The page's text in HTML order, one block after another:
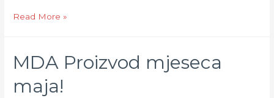
MDA
juna!
Read More »
MDA Proizvod mjeseca
maja!